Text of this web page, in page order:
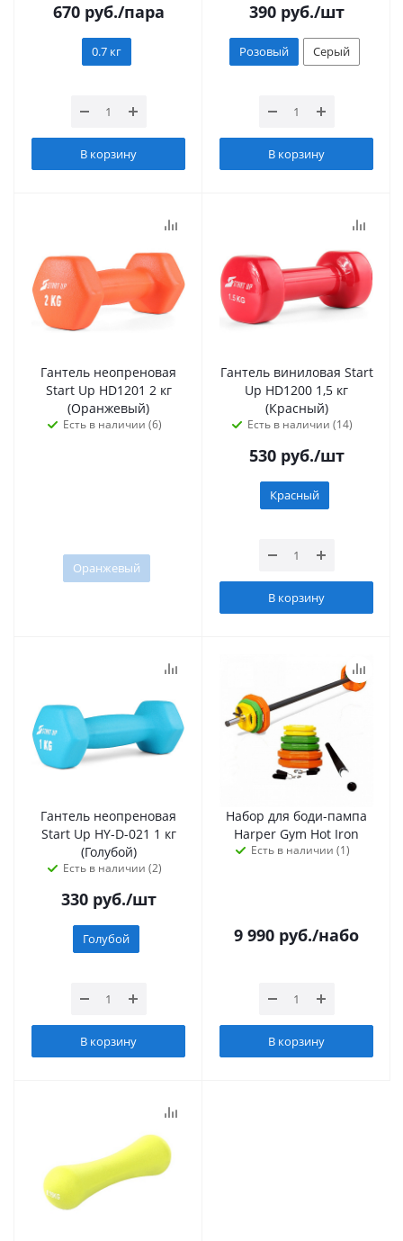
670руб./пара
0.7 кг
В корзину
390руб./шт
Розовый Серый
В корзину
Гантель неопреновая
Start Up HD1201 2 кг
(Оранжевый)
Есть в наличии (6)
Оранжевый
Гантель виниловая Start
Up HD1200 1,5 кг
(Красный)
Есть в наличии (14)
530руб./шт
Красный
В корзину
Гантель неопреновая
Start Up HY-D-021 1 кг
(Голубой)
Есть в наличии (2)
330руб./шт
Голубой
В корзину
Набор для боди-пампа
Harper Gym Hot Iron
Есть в наличии (1)
9 990 руб./набо
В корзину